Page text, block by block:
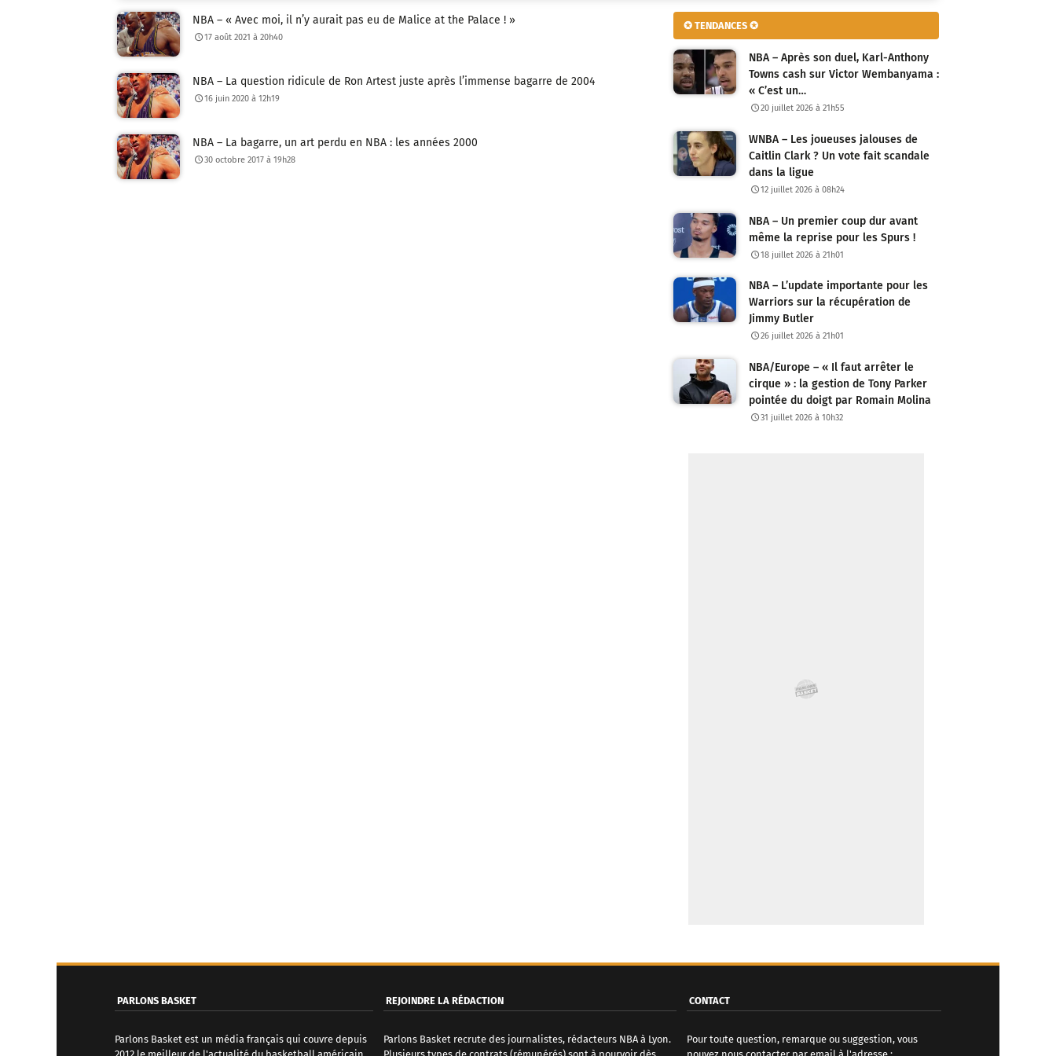
NBA – « Avec moi, il n’y aurait pas eu de Malice at the Palace ! »
17 août 2021 à 20h40
NBA – La question ridicule de Ron Artest juste après l’immense bagarre de 2004
16 juin 2020 à 12h19
NBA – La bagarre, un art perdu en NBA : les années 2000
30 octobre 2017 à 19h28
✪ TENDANCES ✪
NBA – Après son duel, Karl-Anthony
Towns cash sur Victor Wembanyama :
« C’est un…
20 juillet 2026 à 21h55
WNBA – Les joueuses jalouses de
Caitlin Clark ? Un vote fait scandale
dans la ligue
12 juillet 2026 à 08h24
NBA – Un premier coup dur avant
même la reprise pour les Spurs !
18 juillet 2026 à 21h01
NBA – L’update importante pour les
Warriors sur la récupération de
Jimmy Butler
26 juillet 2026 à 21h01
NBA/Europe – « Il faut arrêter le
cirque » : la gestion de Tony Parker
pointée du doigt par Romain Molina
31 juillet 2026 à 10h32
PARLONS BASKET
Parlons Basket est un média français qui couvre depuis
REJOINDRE LA RÉDACTION
Parlons Basket recrute des journalistes, rédacteurs NBA à Lyon.
CONTACT
Pour toute question, remarque ou suggestion, vous